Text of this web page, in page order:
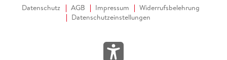
Datenschutz AGB Impressum
Widerrufsbelehrung
Datenschutzeinstellungen